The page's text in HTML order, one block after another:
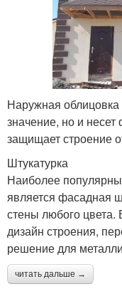
Наружная облицовка
значение, но и
защищает строение
Штукатурка
Наиболее
является фасадная
стены любого цвета.
дизайн строения,
решение для
читать дальше →